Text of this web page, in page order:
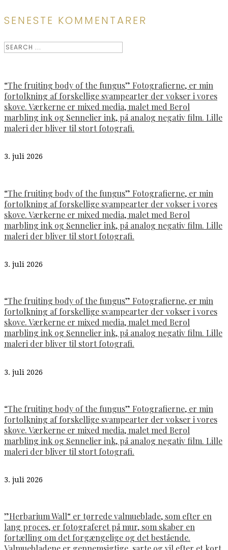
SENESTE KOMMENTARER
“The fruiting body of the fungus” Fotografierne, er min
fortolkning af forskellige svampearter der vokser i vores
skove. Værkerne er mixed media, malet med Berol
marbling ink og Sennelier ink, på analog negativ film. Lille
maleri der bliver til stort fotografi.
3. juli 2026
“The fruiting body of the fungus” Fotografierne, er min
fortolkning af forskellige svampearter der vokser i vores
skove. Værkerne er mixed media, malet med Berol
marbling ink og Sennelier ink, på analog negativ film. Lille
maleri der bliver til stort fotografi.
3. juli 2026
“The fruiting body of the fungus” Fotografierne, er min
fortolkning af forskellige svampearter der vokser i vores
skove. Værkerne er mixed media, malet med Berol
marbling ink og Sennelier ink, på analog negativ film. Lille
maleri der bliver til stort fotografi.
3. juli 2026
“The fruiting body of the fungus” Fotografierne, er min
fortolkning af forskellige svampearter der vokser i vores
skove. Værkerne er mixed media, malet med Berol
marbling ink og Sennelier ink, på analog negativ film. Lille
maleri der bliver til stort fotografi.
3. juli 2026
”Herbarium Wall“ er tørrede valmueblade, som efter en
lang proces, er fotograferet på mur, som skaber en
fortælling om det forgængelige og det bestående.